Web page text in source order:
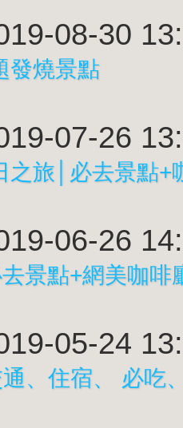
08-30
發燒景點
07-26
之旅│必去景點+
06-26
景點+網美咖啡
05-24
、住宿、 必吃